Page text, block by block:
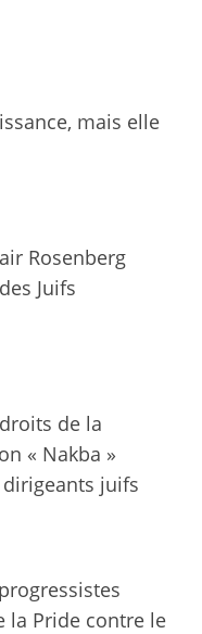
mais elle
Rosenberg
Juifs
de la
« Nakba »
juifs
la Pride contre le